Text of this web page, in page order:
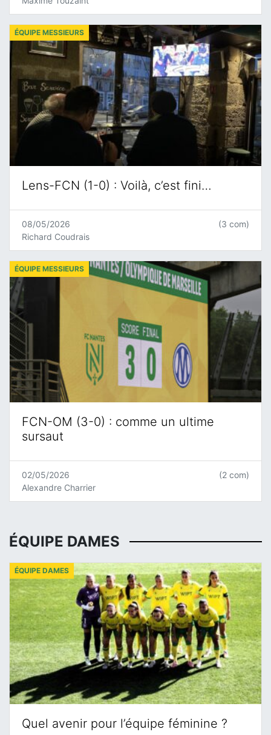
Lens-FCN (1-0) : Voilà, c’est fini…
ÉQUIPE MESSIEURS
08/05/2026
Richard Coudrais
(3 com)
FCN-OM (3-0) : comme un ultime
sursaut
ÉQUIPE MESSIEURS
02/05/2026
Alexandre Charrier
(2 com)
ÉQUIPE DAMES
Quel avenir pour l’équipe féminine ?
ÉQUIPE DAMES